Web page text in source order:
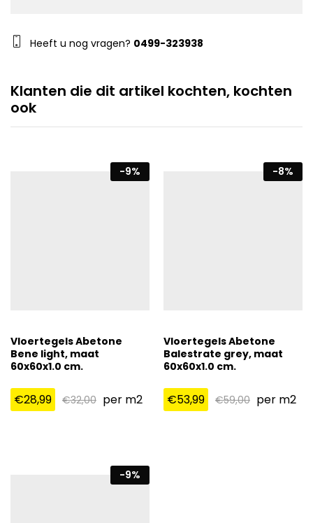
Heeft u nog vragen? 0499-323938
Klanten die dit artikel kochten, kochten
ook
-9%
Vloertegels Abetone
Bene light, maat
60x60x1.0 cm.
€28,99 €32,00 per m2
-8%
Vloertegels Abetone
Balestrate grey, maat
60x60x1.0 cm.
€53,99 €59,00 per m2
-9%